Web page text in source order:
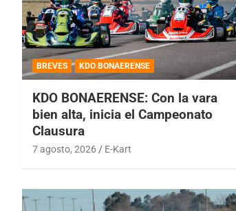
BREVES KDO BONAERENSE
KDO BONAERENSE: Con la vara
bien alta, inicia el Campeonato
Clausura
7 agosto, 2026 E-Kart